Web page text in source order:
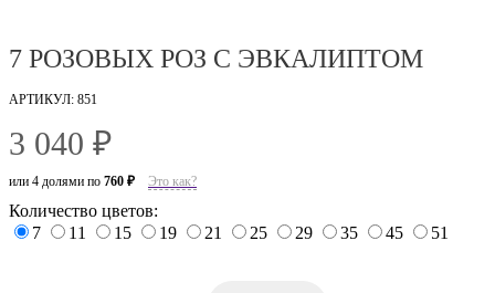
7 РОЗОВЫХ РОЗ С ЭВКАЛИПТОМ
АРТИКУЛ: 851
3 040 ₽
или 4 долями по 760 ₽ Это как?
Количество цветов:
7
11 15 19 21 25 29 35 45 51